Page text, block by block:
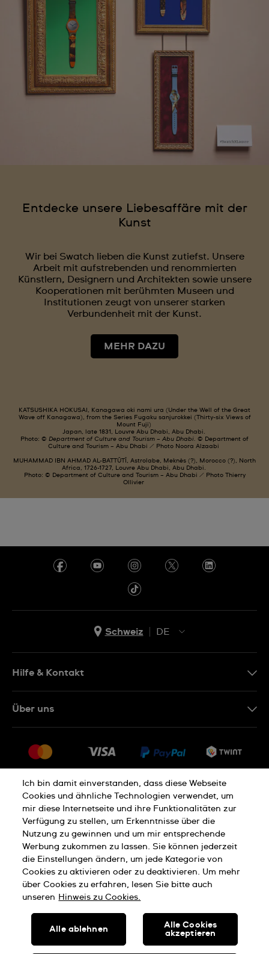
Entdecke unsere Liebesaffäre mit der
Kunst
Wir bei Swatch lieben die Kunst zutiefst. Unsere
Arbeit mit aufstrebenden und renommierten
Künstlern, Designern und Architekten sowie unsere
Kooperationen mit berühmten Museen und
Institutionen zeugt von unserer starken
Verbundenheit mit der Kunst.
MEHR DAZU
KATSUSHIKA HOKUSAI, Kanagawa oki nami ura (Under the Well of the Great
Wave off Kanagawa), from the Series Fugaku sanjurokkei (Thirty-six Views of
Mount Fuji)
Japan, late 1831, Louvre Abu Dhabi, Abu Dhabi.
Photo: © Department of Culture and Tourism – Abu Dhabi. © Department of
Culture and Tourism – Abu Dhabi / Photo Noora Alzaabi
MUHAMMAD IBN AHMAD AL-BATTÛTÎ, Astrolabe, Meknès (?), Morocco (?), North
Africa, 1726-1727, Louvre Abu Dhabi, Abu Dhabi.
Photo: © Department of Culture and Tourism – Abu Dhabi / Photo Thierry
Ollivier
Schweiz
DE
IT
Hilfe & Kontakt
Rückgaberecht
Verkaufs- und Lieferbedingungen
Vertrag widerrufen
Über uns
Jobs
Datenschutzerklärung Cookies Hinweis
Nutzungsbedingungen Impressum
SWISS MADE
© SWATCH AG 2026, ALLE RECHTE VORBEHALTEN: SWISS
Ich bin damit einverstanden, dass diese Webseite
Cookies und ähnliche Technologien verwendet, um
mir diese Internetseite und ihre Funktionalitäten zur
Verfügung zu stellen, um Erkenntnisse über die
Nutzung zu gewinnen und um mir entsprechende
Werbung zukommen zu lassen. Sie können jederzeit
die Einstellungen ändern, um jede Kategorie von
Cookies zu aktivieren oder zu deaktivieren. Um mehr
über Cookies zu erfahren, lesen Sie bitte auch
unseren Hinweis zu Cookies.
Alle ablehnen
Alle Cookies
akzeptieren